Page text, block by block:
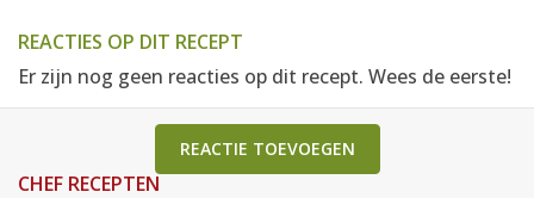
REACTIES OP DIT RECEPT
Er zijn nog geen reacties op dit recept. Wees de eerste!
REACTIE TOEVOEGEN
CHEF RECEPTEN